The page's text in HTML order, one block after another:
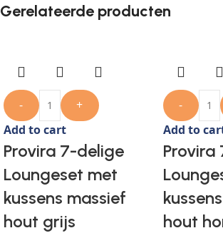
Gerelateerde producten
-
+
Add to cart
Provira 7-delige
Loungeset met
kussens massief
hout grijs
-
Add to
Provira
hout